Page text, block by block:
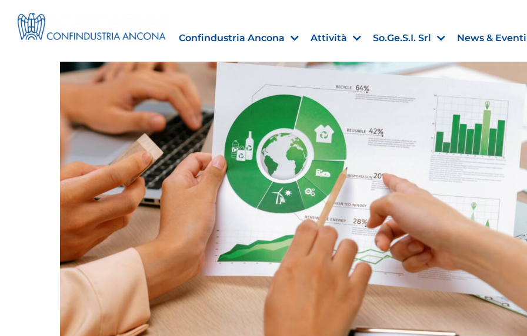
Confindustria Ancona Attività So.Ge.S.I. Srl News & Eventi
Estero
Importazioni dagli Stati Uniti nell’UE:
novità sulle prove di origine non
preferenziale
30 Luglio 2026
Leggi →
Finanza agevolata
“PMI, Industria e Incentivi
”
30 Luglio 2026
Leggi →